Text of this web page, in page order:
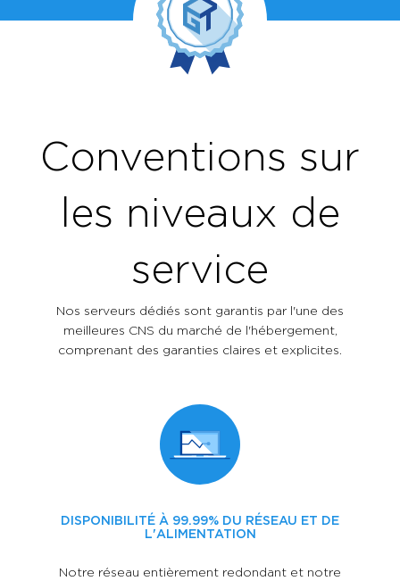
Conventions sur
les niveaux de
service
Nos serveurs dédiés sont garantis par l'une des
meilleures CNS du marché de l'hébergement,
comprenant des garanties claires et explicites.
DISPONIBILITÉ À 99.99% DU RÉSEAU ET DE
L'ALIMENTATION
Notre réseau entièrement redondant et notre